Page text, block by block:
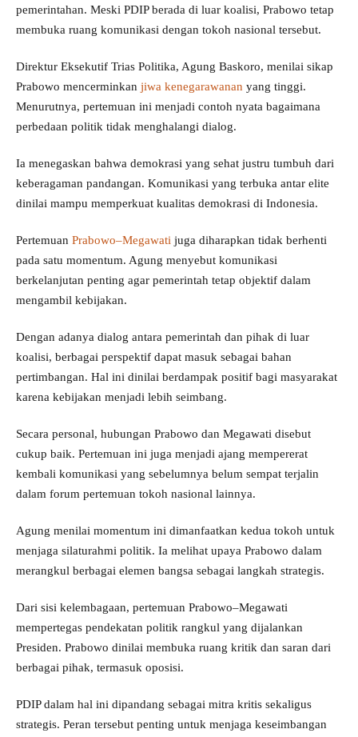
pemerintahan. Meski PDIP berada di luar koalisi, Prabowo tetap
membuka ruang komunikasi dengan tokoh nasional tersebut.
Direktur Eksekutif Trias Politika, Agung Baskoro, menilai sikap
Prabowo mencerminkan jiwa kenegarawanan yang tinggi.
Menurutnya, pertemuan ini menjadi contoh nyata bagaimana
perbedaan politik tidak menghalangi dialog.
Ia menegaskan bahwa demokrasi yang sehat justru tumbuh dari
keberagaman pandangan. Komunikasi yang terbuka antar elite
dinilai mampu memperkuat kualitas demokrasi di Indonesia.
Pertemuan Prabowo–Megawati juga diharapkan tidak berhenti
pada satu momentum. Agung menyebut komunikasi
berkelanjutan penting agar pemerintah tetap objektif dalam
mengambil kebijakan.
Dengan adanya dialog antara pemerintah dan pihak di luar
koalisi, berbagai perspektif dapat masuk sebagai bahan
pertimbangan. Hal ini dinilai berdampak positif bagi masyarakat
karena kebijakan menjadi lebih seimbang.
Secara personal, hubungan Prabowo dan Megawati disebut
cukup baik. Pertemuan ini juga menjadi ajang mempererat
kembali komunikasi yang sebelumnya belum sempat terjalin
dalam forum pertemuan tokoh nasional lainnya.
Agung menilai momentum ini dimanfaatkan kedua tokoh untuk
menjaga silaturahmi politik. Ia melihat upaya Prabowo dalam
merangkul berbagai elemen bangsa sebagai langkah strategis.
Dari sisi kelembagaan, pertemuan Prabowo–Megawati
mempertegas pendekatan politik rangkul yang dijalankan
Presiden. Prabowo dinilai membuka ruang kritik dan saran dari
berbagai pihak, termasuk oposisi.
PDIP dalam hal ini dipandang sebagai mitra kritis sekaligus
strategis. Peran tersebut penting untuk menjaga keseimbangan